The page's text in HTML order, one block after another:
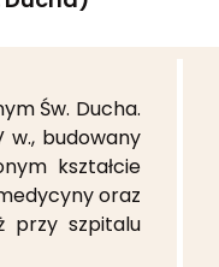
Św. Ducha.
w., budowany
kształcie
oraz
przy szpitalu